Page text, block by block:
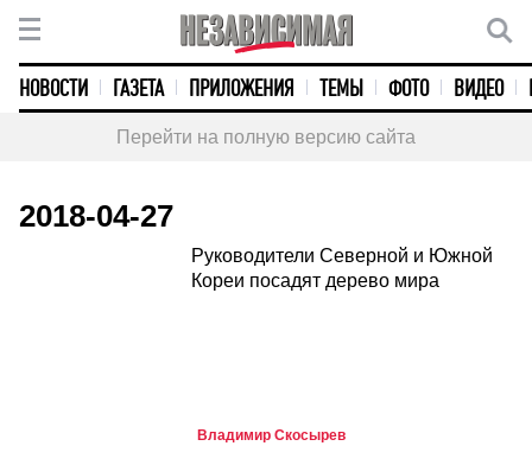
НОВОСТИ ГАЗЕТА ПРИЛОЖЕНИЯ ТЕМЫ ФОТО ВИДЕО
Перейти на полную версию сайта
2018-04-27
Руководители Северной и Южной
Кореи посадят дерево мира
Владимир Скосырев